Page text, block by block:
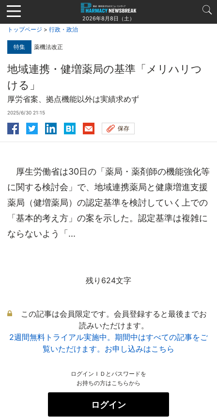
Jump
to
navigation
2026年8月8日（土）
トップページ > 行政・政治
特集 薬機法改正
地域連携・健増薬局の基準「メリハリつ
ける」
厚労省案、拠点機能以外は実績求めず
2025/6/30 21:15
保存
厚生労働省は30日の「薬局・薬剤師の機能強化等
に関する検討会」で、地域連携薬局と健康増進支援
薬局（健増薬局）の認定基準を検討していく上での
「基本的考え方」の案を示した。認定基準は複雑に
ならないよう「...
残り624文字
この記事は会員限定です。会員登録すると最後までお
読みいただけます。
2週間無料トライアル実施中。期間中はすべての記事をご
覧いただけます。お申し込みはこちら
ログインＩＤとパスワードを
お持ちの方はこちらから
ログイン